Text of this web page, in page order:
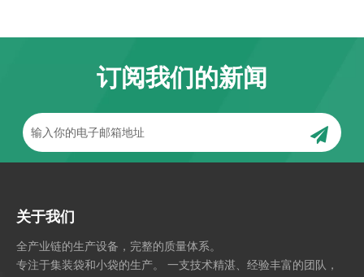
订阅我们的新闻
关于我们
全产业链的生产设备，完整的质量体系。
专注于集装袋和小袋的生产。 一支技术精湛、经验丰富的团队，